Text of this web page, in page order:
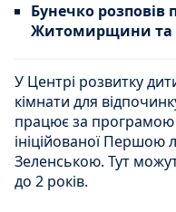
Бунечко розповів
Житомирщини та
У Центрі розвитку
кімнати для
працює за програмою
ініційованої Першою
Зеленською. Тут
до 2 років.